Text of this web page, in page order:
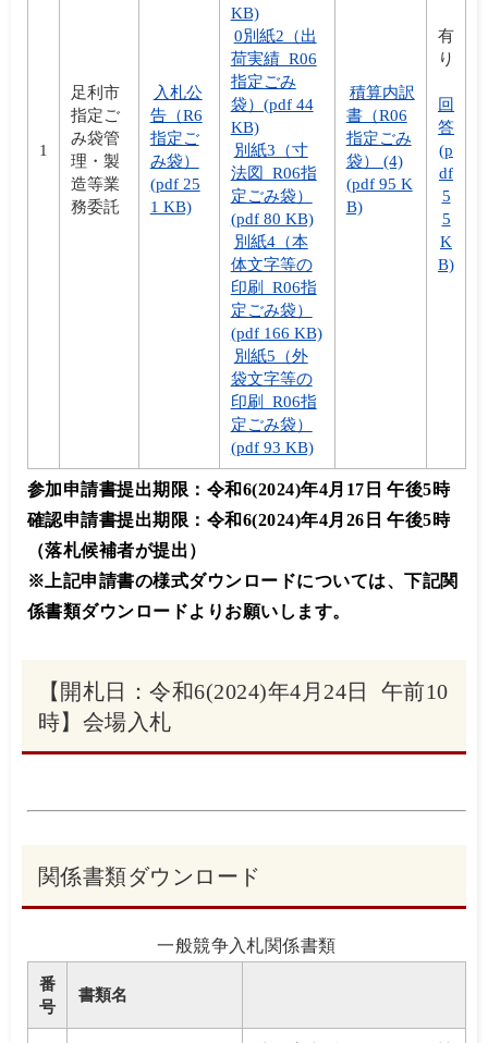
1
足利市
指定ご
み袋管
理・製
造等業
務委託
入札公
告（R6
指定ご
み袋）
(pdf 25
1 KB)
KB)
0別紙2（出
荷実績_R06
指定ごみ
袋）(pdf 44
KB)
別紙3（寸
法図_R06指
定ごみ袋）
(pdf 80 KB)
別紙4（本
体文字等の
印刷_R06指
定ごみ袋）
(pdf 166 KB)
別紙5（外
袋文字等の
印刷_R06指
定ごみ袋）
(pdf 93 KB)
積算内訳
書（R06
指定ごみ
袋） (4)
(pdf 95 K
B)
有
り
回
答
(p
df
5
5
K
B)
参加申請書提出期限：令和6(2024)年4月17日 午後5時
確認申請書提出期限：令和6(2024)年4月26日 午後5時
（落札候補者が提出）
※上記申請書の様式ダウンロードについては、下記関
係書類ダウンロードよりお願いします。
【開札日：令和6(2024)年4月24日 午前10
時】会場入札
関係書類ダウンロード
一般競争入札関係書類
番
号
書類名